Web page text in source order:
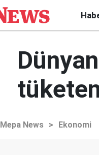
Mepa News > Ekonomi